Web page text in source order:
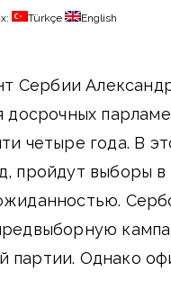
Türkçe English
Сербии
досрочных
четыре года. В
пройдут выборы
партии. Однако